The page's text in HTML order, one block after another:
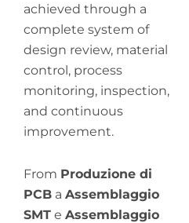
achieved through a
complete system of
design review, material
control, process
monitoring, inspection,
and continuous
improvement.
From Produzione di
PCB a Assemblaggio
SMT e Assemblaggio